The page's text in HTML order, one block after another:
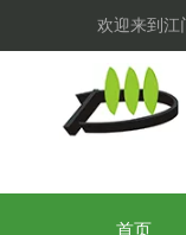
欢迎来到江
首页